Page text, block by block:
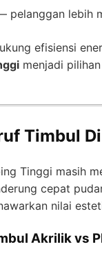
pelanggan lebih
efisiensi
menjadi
Timbul
Tinggi masih
cepat
nilai
Akrilik vs